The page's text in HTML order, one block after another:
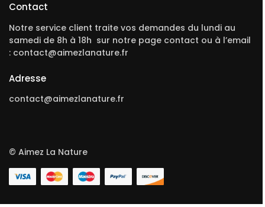
Contact
Notre service client traite vos demandes du lundi au
samedi de 8h à 18h sur notre page contact ou à l’email
: contact@aimezlanature.fr
Adresse
contact@aimezlanature.fr
© Aimez La Nature